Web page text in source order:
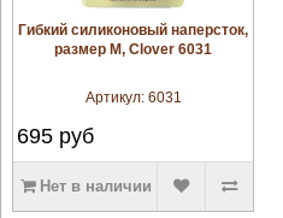
увеличить
Гибкий силиконовый наперсток,
размер М, Clover 6031
Артикул: 6031
695руб
Нет в наличии